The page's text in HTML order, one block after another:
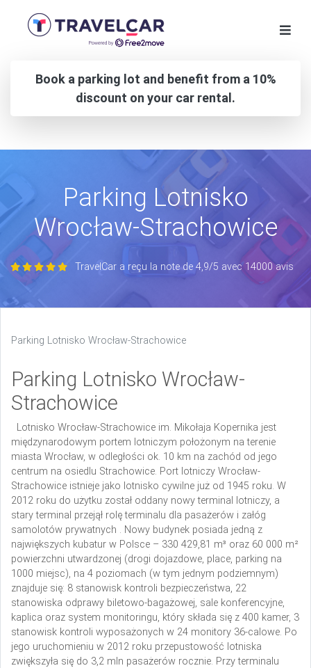
Book a parking lot and benefit from a 10%
discount on your car rental.
Parking Lotnisko
Wrocław-Strachowice
TravelCar a reçu la note de 4,9/5 avec 14000 avis
Parking Lotnisko Wrocław-Strachowice
Parking Lotnisko Wrocław-
Strachowice
Lotnisko Wrocław-Strachowice im. Mikołaja Kopernika jest
międzynarodowym portem lotniczym położonym na terenie
miasta Wrocław, w odległości ok. 10 km na zachód od jego
centrum na osiedlu Strachowice. Port lotniczy Wrocław-
Strachowice istnieje jako lotnisko cywilne już od 1945 roku. W
2012 roku do użytku został oddany nowy terminal lotniczy, a
stary terminal przejął rolę terminalu dla pasażerów i załóg
samolotów prywatnych . Nowy budynek posiada jedną z
największych kubatur w Polsce – 330 429,81 m³ oraz 60 000 m²
powierzchni utwardzonej (drogi dojazdowe, place, parking na
1000 miejsc), na 4 poziomach (w tym jednym podziemnym)
znajduje się: 8 stanowisk kontroli bezpieczeństwa, 22
stanowiska odprawy biletowo-bagażowej, sale konferencyjne,
kaplica oraz system monitoringu, który składa się z 400 kamer, 3
stanowisk kontroli wyposażonych w 24 monitory 36-calowe. Po
jego uruchomieniu w 2012 roku przepustowość lotniska
zwiększyła się do 3,2 mln pasażerów rocznie. Przy terminalu